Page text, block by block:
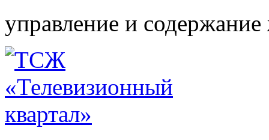
управление и